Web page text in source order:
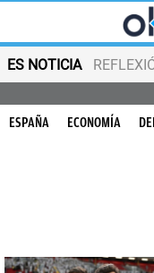
ES NOTICIA
ESPAÑA ECONOMÍA